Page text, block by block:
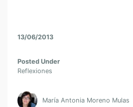
13/06/2013
Posted Under
Reflexiones
María Antonia Moreno Mulas